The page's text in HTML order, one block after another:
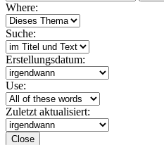
Where:
Suche:
Erstellungsdatum:
Use:
Zuletzt aktualisiert:
Close